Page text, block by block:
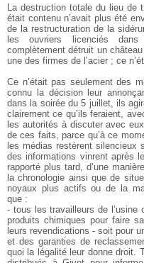
La destruction totale du lieu de
était contenu n’avait plus été
de la restructuration de la
les ouvriers licenciés
complètement détruit un
une des firmes de l’acier ; ce
Ce n’était pas seulement des
connu la décision leur
dans la soirée du 5 juillet, ils
clairement ce qu’ils feraient,
les autorités à discuter avec
de ces faits, parce qu’à ce
les médias restèrent silencieux
des informations vinrent après
rapporté plus tard, d’une
la chronologie ainsi que de
noyaux plus actifs ou de la
que :
- tous les travailleurs de l’usine
produits chimiques pour faire
leurs revendications - soit pour
et des garanties de
quoi la légalité leur donne droit.